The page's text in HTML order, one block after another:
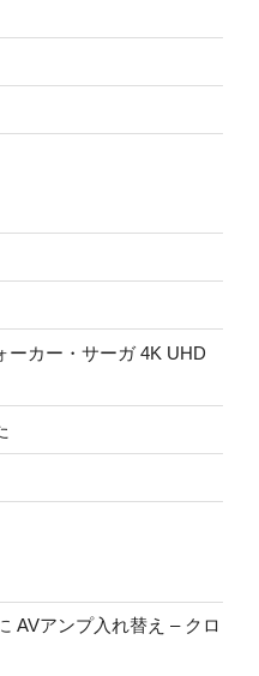
カー・サーガ 4K UHD
AVアンプ入れ替え – クロ